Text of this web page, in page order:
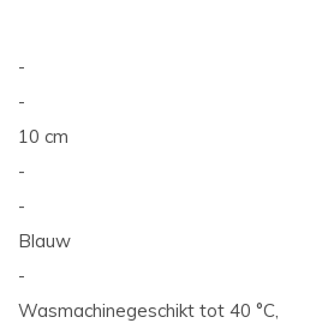
-
-
10 cm
-
-
Blauw
-
Wasmachinegeschikt tot 40 °C,